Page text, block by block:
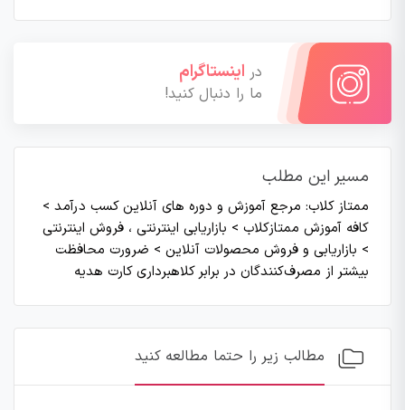
در اینستاگرام
ما را دنبال کنید!
مسیر این مطلب
ممتاز کلاب: مرجع آموزش و دوره های آنلاین کسب درآمد >
کافه آموزش ممتازکلاب > بازاریابی اینترنتی ، فروش اینترنتی
> بازاریابی و فروش محصولات آنلاین > ضرورت محافظت
بیشتر از مصرف‌کنندگان در برابر کلاهبرداری کارت هدیه
مطالب زیر را حتما مطالعه کنید